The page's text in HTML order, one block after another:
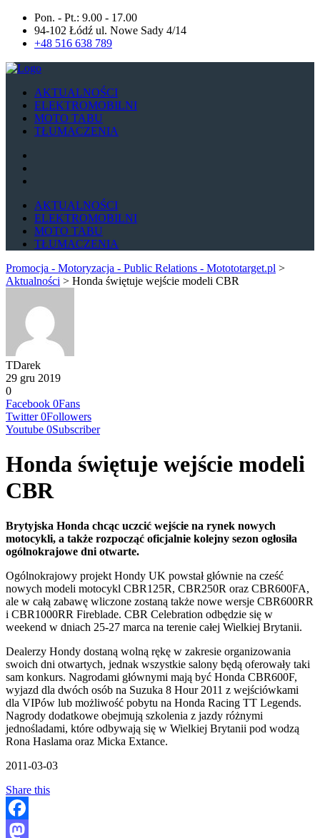
Pon. - Pt.: 9.00 - 17.00
94-102 Łódź ul. Nowe Sady 4/14
+48 516 638 789
AKTUALNOŚCI
ELEKTROMOBILNI
MOTO TABU
TŁUMACZENIA
AKTUALNOŚCI
ELEKTROMOBILNI
MOTO TABU
TŁUMACZENIA
Promocja - Motoryzacja - Public Relations - Motototarget.pl >
Aktualności > Honda świętuje wejście modeli CBR
TDarek
29 gru 2019
0
Facebook 0Fans
Twitter 0Followers
Youtube 0Subscriber
Honda świętuje wejście modeli
CBR
Brytyjska Honda chcąc uczcić wejście na rynek nowych
motocykli, a także rozpocząć oficjalnie kolejny sezon ogłosiła
ogólnokrajowe dni otwarte.
Ogólnokrajowy projekt Hondy UK powstał głównie na cześć
nowych modeli motocykl CBR125R, CBR250R oraz CBR600FA,
ale w całą zabawę wliczone zostaną także nowe wersje CBR600RR
i CBR1000RR Fireblade. CBR Celebration odbędzie się w
weekend w dniach 25-27 marca na terenie całej Wielkiej Brytanii.
Dealerzy Hondy dostaną wolną rękę w zakresie organizowania
swoich dni otwartych, jednak wszystkie salony będą oferowały taki
sam konkurs. Nagrodami głównymi mają być Honda CBR600F,
wyjazd dla dwóch osób na Suzuka 8 Hour 2011 z wejściówkami
dla VIPów lub możliwość pobytu na Honda Racing TT Legends.
Nagrody dodatkowe obejmują szkolenia z jazdy różnymi
jednośladami, które odbywają się w Wielkiej Brytanii pod wodzą
Rona Haslama oraz Micka Extance.
2011-03-03
Share this
Facebook